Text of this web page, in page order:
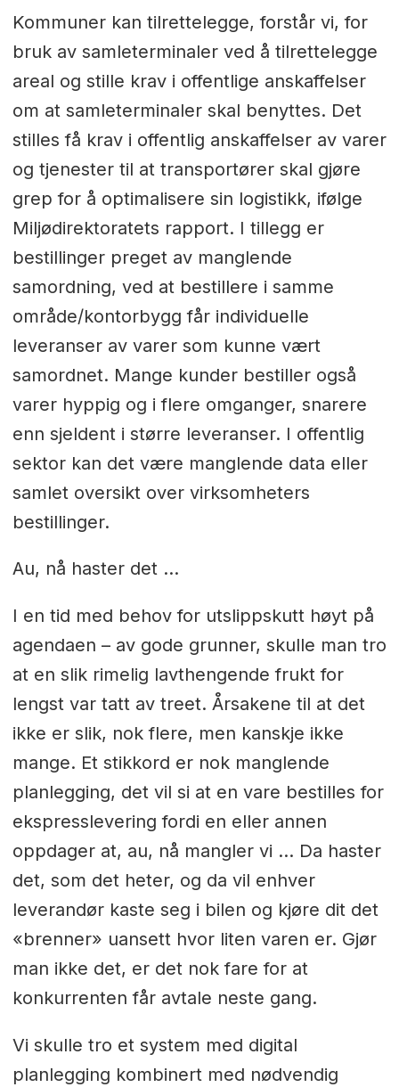
Kommuner kan tilrettelegge, forstår vi, for
bruk av samleterminaler ved å tilrettelegge
areal og stille krav i offentlige anskaffelser
om at samleterminaler skal benyttes. Det
stilles få krav i offentlig anskaffelser av varer
og tjenester til at transportører skal gjøre
grep for å optimalisere sin logistikk, ifølge
Miljødirektoratets rapport. I tillegg er
bestillinger preget av manglende
samordning, ved at bestillere i samme
område/kontorbygg får individuelle
leveranser av varer som kunne vært
samordnet. Mange kunder bestiller også
varer hyppig og i flere omganger, snarere
enn sjeldent i større leveranser. I offentlig
sektor kan det være manglende data eller
samlet oversikt over virksomheters
bestillinger.
Au, nå haster det …
I en tid med behov for utslippskutt høyt på
agendaen – av gode grunner, skulle man tro
at en slik rimelig lavthengende frukt for
lengst var tatt av treet. Årsakene til at det
ikke er slik, nok flere, men kanskje ikke
mange. Et stikkord er nok manglende
planlegging, det vil si at en vare bestilles for
ekspresslevering fordi en eller annen
oppdager at, au, nå mangler vi … Da haster
det, som det heter, og da vil enhver
leverandør kaste seg i bilen og kjøre dit det
«brenner» uansett hvor liten varen er. Gjør
man ikke det, er det nok fare for at
konkurrenten får avtale neste gang.
Vi skulle tro et system med digital
planlegging kombinert med nødvendig